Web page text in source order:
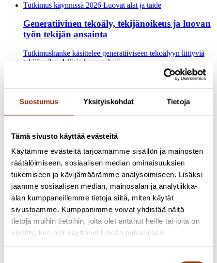
Suostumus Yksityiskohdat Tietoja
Tämä sivusto käyttää evästeitä
Käytämme evästeitä tarjoamamme sisällön ja mainosten
räätälöimiseen, sosiaalisen median ominaisuuksien
tukemiseen ja kävijämäärämme analysoimiseen. Lisäksi
jaamme sosiaalisen median, mainosalan ja analytiikka-
alan kumppaneillemme tietoja siitä, miten käytät
sivustoamme. Kumppanimme voivat yhdistää näitä
tietoja muihin tietoihin, joita olet antanut heille tai joita on
kerätty, kun olet käyttänyt heidän palvelujaan.
Tutkimus käynnissä 2026 Luovat alat ja taide
Generatiivinen tekoäly, tekijänoikeus ja luovan
työn tekijän ansainta
Tutkimushanke käsittelee generatiiviseen tekoälyyn liittyviä
tekijänoikeudellisia kysymyksiä.
2025 - 2026 Kulttuuripolitiikan rakenteet
ja resurssit
Kulttuuripolitiikan tila
yleiskuvaa suomalaisen kulttuuripolitiikan tilasta sekä edistää
tietoon perustuvaa yhteiskunnallista keskustelua. Hankkeessa
pilotoidaan Kulttuuripolitiikan tila 2025-julkaisun toteutus
sekä järjestetään Kulttuuripolitiikan tila -tapahtuma, joka
toimii uudenlaisena foorumina kulttuuripolitiikkaan liittyvälle
yhteiskunnalliselle keskustelulle Suomessa.
Tutkimus käynnissä
2021 Luovat alat ja taide
Moninaisuus taiteen ja kulttuurin alalla
Kulttuurin ja taiteen toimialan tasa-arvo, moninaisuus ja
aihealueita. Opetus- ja kulttuuriministeriön (OKM) asettaman